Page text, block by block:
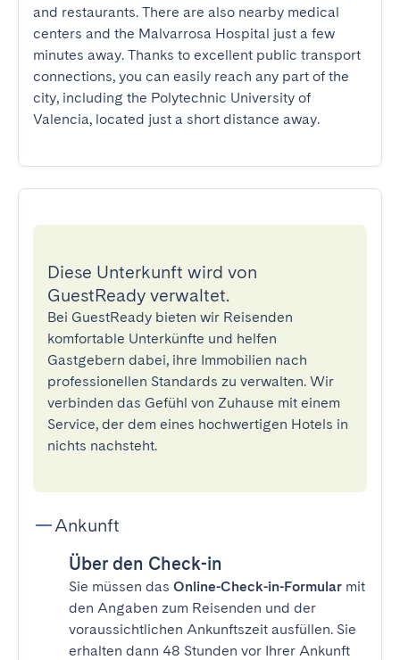
and restaurants. There are also nearby medical
centers and the Malvarrosa Hospital just a few
minutes away. Thanks to excellent public transport
connections, you can easily reach any part of the
city, including the Polytechnic University of
Valencia, located just a short distance away.
Diese Unterkunft wird von
GuestReady verwaltet.
Bei GuestReady bieten wir Reisenden
komfortable Unterkünfte und helfen
Gastgebern dabei, ihre Immobilien nach
professionellen Standards zu verwalten. Wir
verbinden das Gefühl von Zuhause mit einem
Service, der dem eines hochwertigen Hotels in
nichts nachsteht.
Ankunft
Über den Check-in
Sie müssen das Online-Check-in-Formular mit
den Angaben zum Reisenden und der
voraussichtlichen Ankunftszeit ausfüllen. Sie
erhalten dann 48 Stunden vor Ihrer Ankunft